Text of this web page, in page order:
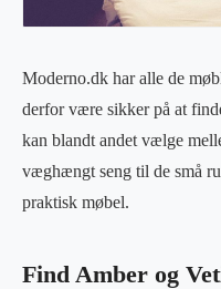
Moderno.dk har alle de
derfor være sikker på at
kan blandt andet vælge
væghængt seng til de små
praktisk møbel.
Find Amber og